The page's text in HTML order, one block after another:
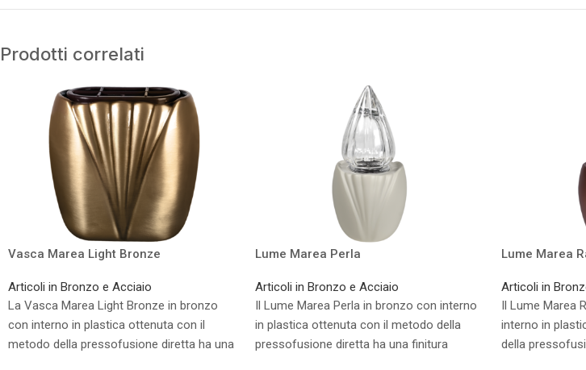
Prodotti correlati
Vasca Marea Light Bronze
Articoli in Bronzo e Acciaio
La Vasca Marea Light Bronze in bronzo
con interno in plastica ottenuta con il
metodo della pressofusione diretta ha una
Lume Marea Perla
Articoli in Bronzo e Acciaio
Il Lume Marea Perla in bronzo con interno
in plastica ottenuta con il metodo della
pressofusione diretta ha una finitura
Lume Marea
Articoli in
Il Lume Marea
interno in
della